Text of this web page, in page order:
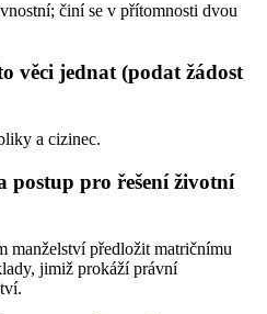
činí se v přítomnosti dvou
věci jednat (podat žádost
a cizinec.
postup pro řešení životní
manželství předložit matričnímu
jimiž prokáží právní